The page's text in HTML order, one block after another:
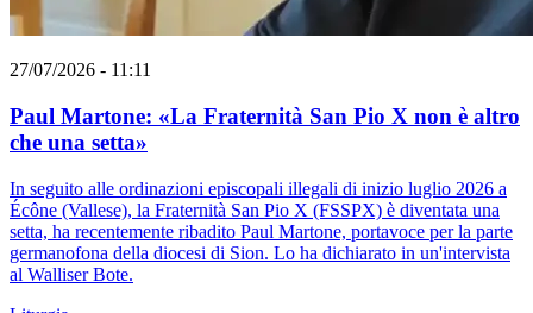
27/07/2026 - 11:11
Paul Martone: «La Fraternità San Pio X non è altro
che una setta»
In seguito alle ordinazioni episcopali illegali di inizio luglio 2026 a
Écône (Vallese), la Fraternità San Pio X (FSSPX) è diventata una
setta, ha recentemente ribadito Paul Martone, portavoce per la parte
germanofona della diocesi di Sion. Lo ha dichiarato in un'intervista
al Walliser Bote.